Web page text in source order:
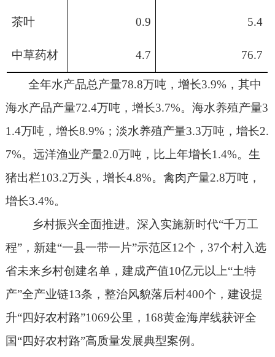
茶叶 0.9 5.4
中草药材 4.7 76.7
全年水产品总产量78.8万吨，增长3.9% ，其中
海水产品产量72.4万吨，增长3.7%。海水养殖产量3
1.4万吨，增长8.9%；淡水养殖产量3.3万吨，增长2.
7%。远洋渔业产量2.0万吨，比上年增长1.4%。生
猪出栏103.2万头，增长4.8%。禽肉产量2.8万吨，
增长3.4%。
乡村振兴全面推进。 深入实施新时代“千万工
程”，新建“一县一带一片”示范区12个， 37个村入选
省未来乡村创建名单，建成产值10亿元以上“土特
产”全产业链13条， 整治风貌落后村400个，建设提
升“四好农村路”1069公里， 168黄金海岸线获评全
国“四好农村路”高质量发展典型案例。